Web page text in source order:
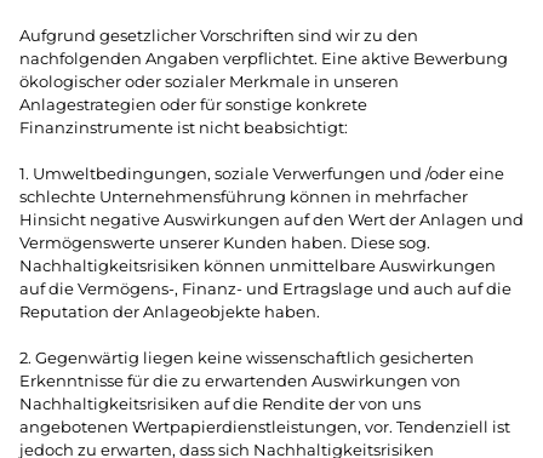
Aufgrund gesetzlicher Vorschriften sind wir zu den
nachfolgenden Angaben verpflichtet. Eine aktive Bewerbung
ökologischer oder sozialer Merkmale in unseren
Anlagestrategien oder für sonstige konkrete
Finanzinstrumente ist nicht beabsichtigt:
1. Umweltbedingungen, soziale Verwerfungen und /oder eine
schlechte Unternehmensführung können in mehrfacher
Hinsicht negative Auswirkungen auf den Wert der Anlagen und
Vermögenswerte unserer Kunden haben. Diese sog.
Nachhaltigkeitsrisiken können unmittelbare Auswirkungen
auf die Vermögens-, Finanz- und Ertragslage und auch auf die
Reputation der Anlageobjekte haben.
2. Gegenwärtig liegen keine wissenschaftlich gesicherten
Erkenntnisse für die zu erwartenden Auswirkungen von
Nachhaltigkeitsrisiken auf die Rendite der von uns
angebotenen Wertpapierdienstleistungen, vor. Tendenziell ist
jedoch zu erwarten, dass sich Nachhaltigkeitsrisiken